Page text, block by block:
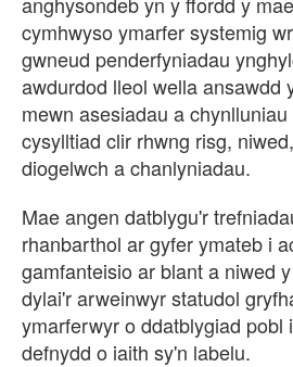
cymhwyso ymarfer systemig
gwneud penderfyniadau
awdurdod lleol wella ansawdd
mewn asesiadau a
cysylltiad clir rhwng risg,
diogelwch a chanlyniadau.
Mae angen datblygu'r
rhanbarthol ar gyfer ymateb i
gamfanteisio ar blant a niwed
dylai'r arweinwyr statudol
ymarferwyr o ddatblygiad pobl
defnydd o iaith sy'n labelu.